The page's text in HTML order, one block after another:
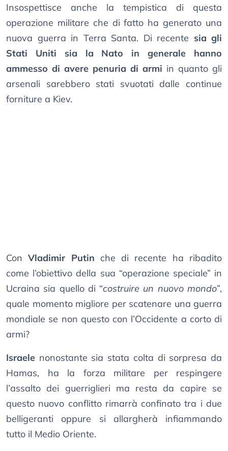
Insospettisce anche la tempistica di questa
operazione militare che di fatto ha generato una
nuova guerra in Terra Santa. Di recente sia gli
Stati Uniti sia la Nato in generale hanno
ammesso di avere penuria di armi in quanto gli
arsenali sarebbero stati svuotati dalle continue
forniture a Kiev.
ConVladimir Putin che di recente ha ribadito
come l’obiettivo della sua “operazione speciale” in
Ucraina sia quello di “costruire un nuovo mondo”,
quale momento migliore per scatenare una guerra
mondiale se non questo con l’Occidente a corto di
armi?
Israele nonostante sia stata colta di sorpresa da
Hamas, ha la forza militare per respingere
l’assalto dei guerriglieri ma resta da capire se
questo nuovo conflitto rimarrà confinato tra i due
belligeranti oppure si allargherà infiammando
tutto il Medio Oriente.